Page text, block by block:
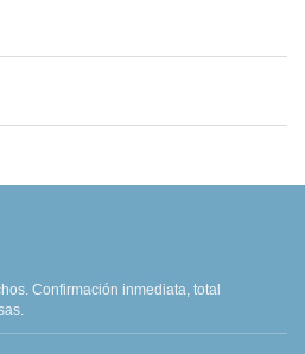
Confirmación inmediata, total